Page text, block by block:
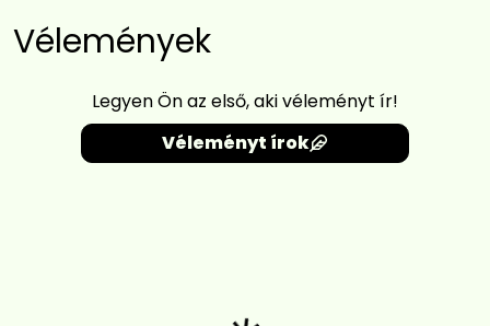
Vélemények
Legyen Ön az első, aki véleményt ír!
Véleményt írok